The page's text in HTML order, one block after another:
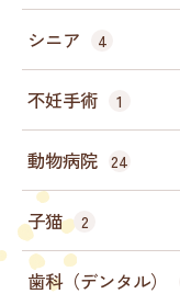
シニア 4
不妊手術 1
動物病院 24
子猫 2
歯科（デンタル）